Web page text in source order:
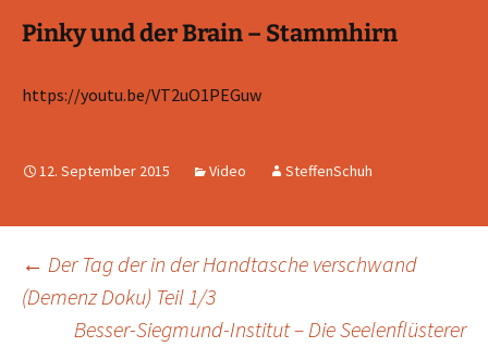
Pinky und der Brain – Stammhirn
https://youtu.be/VT2uO1PEGuw
12. September 2015 Video SteffenSchuh
Beitragsnavigation
← Der Tag der in der Handtasche verschwand
(Demenz Doku) Teil 1/3
Besser-Siegmund-Institut – Die Seelenflüsterer